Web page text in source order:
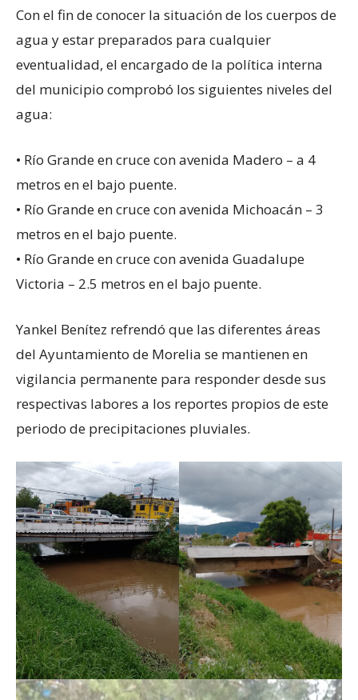
Con el fin de conocer la situación de los cuerpos de
agua y estar preparados para cualquier
eventualidad, el encargado de la política interna
del municipio comprobó los siguientes niveles del
agua:
•⁠ ⁠Río Grande en cruce con avenida Madero – a 4
metros en el bajo puente.
•⁠ ⁠Río Grande en cruce con avenida Michoacán – 3
metros en el bajo puente.
•⁠ ⁠Río Grande en cruce con avenida Guadalupe
Victoria – 2.5 metros en el bajo puente.
Yankel Benítez refrendó que las diferentes áreas
del Ayuntamiento de Morelia se mantienen en
vigilancia permanente para responder desde sus
respectivas labores a los reportes propios de este
periodo de precipitaciones pluviales.